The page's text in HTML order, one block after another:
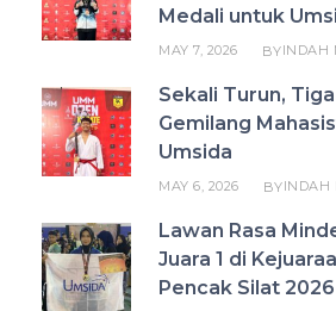
Medali untuk
MAY 7, 2026 BYINDAH
Sekali Turun,
Gemilang
Umsida
MAY 6, 2026 BYINDAH
Lawan Rasa
Juara 1 di
Pencak Silat 2026